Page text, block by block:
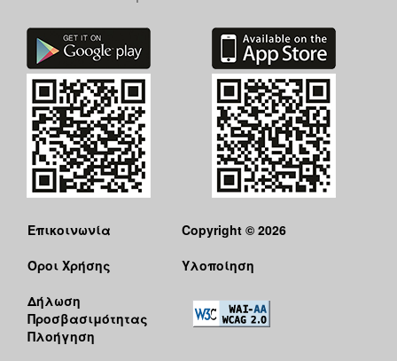
Επικοινωνία
Όροι Χρήσης
Δήλωση
Προσβασιμότητας
Πλοήγηση
Copyright © 2026
Υλοποίηση